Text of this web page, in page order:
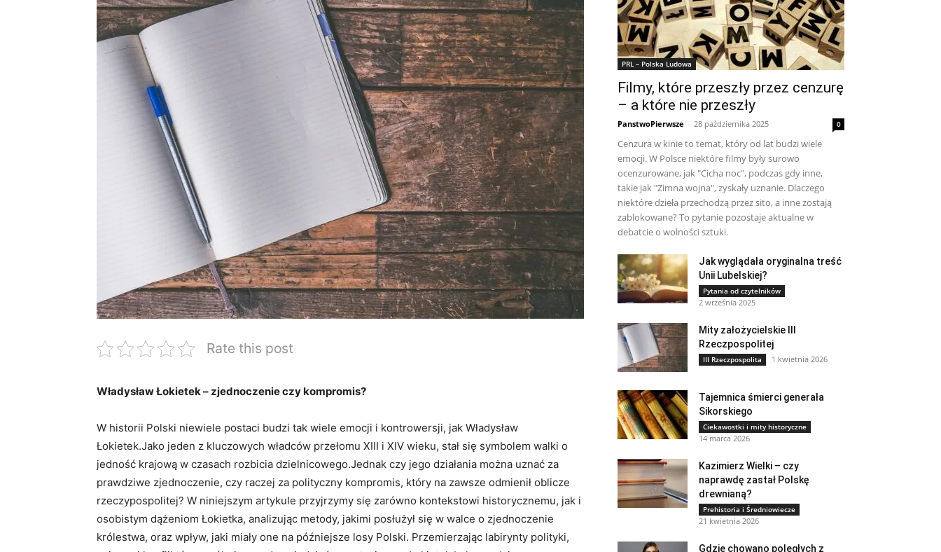
Rate this post
Władysław ‍Łokietek – zjednoczenie czy kompromis?
W historii Polski niewiele postaci budzi tak wiele emocji⁣ i kontrowersji, jak Władysław
Łokietek.Jako jeden z kluczowych władców przełomu ‌XIII i⁤ XIV‍ wieku,‍ stał‍ się‍ symbolem ⁢walki o
jedność krajową w czasach ⁣rozbicia dzielnicowego.Jednak czy ⁤jego działania można uznać za
prawdziwe zjednoczenie, czy​ raczej​ za polityczny ⁣kompromis, który ‍na ‍zawsze odmienił oblicze
rzeczypospolitej? W ⁣niniejszym ‌artykule‍ przyjrzymy się ​zarówno kontekstowi historycznemu, ⁢jak i
osobistym dążeniom Łokietka, analizując metody, jakimi​ posłużył się w walce⁢ o zjednoczenie⁤
królestwa,‌ oraz ⁤wpływ, jaki miały​ one na ⁣późniejsze ​losy Polski. Przemierzając labirynty​ polityki,
PRL – Polska Ludowa
Filmy, które przeszły przez cenzurę
– a które nie przeszły
PanstwoPierwsze - 28 października 2025 0
Cenzura w kinie to temat, który od lat budzi wiele
emocji. W Polsce niektóre filmy były surowo
ocenzurowane, jak "Cicha noc", podczas gdy inne,
takie jak "Zimna wojna", zyskały uznanie. Dlaczego
niektóre dzieła przechodzą przez sito, a inne zostają
zablokowane? To pytanie pozostaje aktualne w
debatcie o wolności sztuki.
Jak wyglądała oryginalna treść
Unii Lubelskiej?
Pytania od czytelników
2 września 2025
Mity założycielskie III
Rzeczpospolitej
III Rzeczpospolita 1 kwietnia 2026
Tajemnica śmierci generała
Sikorskiego
Ciekawostki i mity historyczne
14 marca 2026
Kazimierz Wielki – czy
naprawdę zastał Polskę
drewnianą?
Prehistoria i Średniowiecze
21 kwietnia 2026
Gdzie chowano poległych z